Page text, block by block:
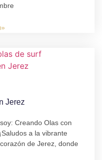
Jerez
Creando Olas con
a la vibrante
de Jerez, donde